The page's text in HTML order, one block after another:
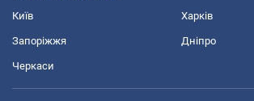
Київ Харків
Запоріжжя Дніпро
Черкаси